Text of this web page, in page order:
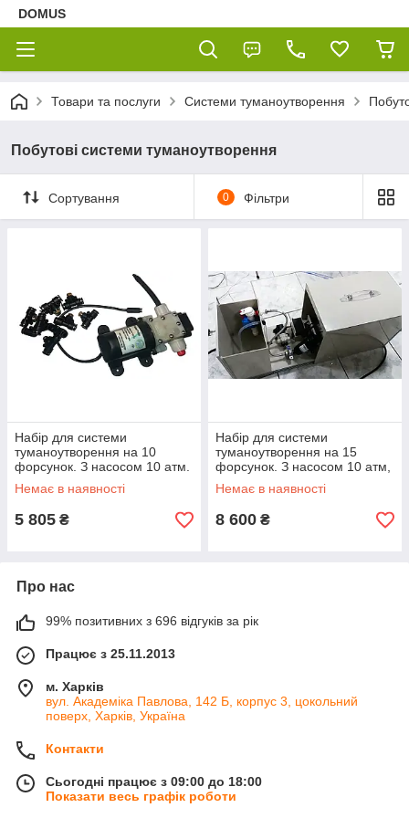
DOMUS
Товари та послуги Системи туманоутворення
Побутові системи туманоутворення
Сортування 0 Фільтри
Набір для системи
туманоутворення на 10
форсунок. З насосом 10 атм.
Немає в наявності
5 805 ₴
Набір для системи
туманоутворення на 15
форсунок. З насосом 10 атм,
фільтром і баком, який
самонаповнюється
Немає в наявності
8 600 ₴
Про нас
99% позитивних з 696 відгуків за рік
Працює з 25.11.2013
м. Харків
вул. Академіка Павлова, 142 Б, корпус 3, цокольний
поверх, Харків, Україна
Контакти
Сьогодні працює з 09:00 до 18:00
Показати весь графік роботи